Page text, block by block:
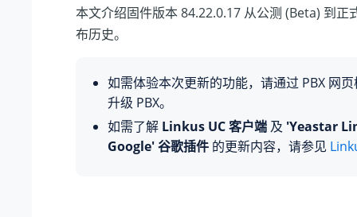
本文介绍固件版本 84.22.0.17 从公测 (Beta) 到正
布历史。
如需体验本次更新的功能，请通过 PBX 网
升级 PBX。
如需了解 Linkus UC 客户端 及 'Yeastar
Google' 谷歌插件 的更新内容，请参见